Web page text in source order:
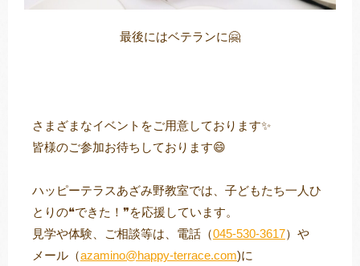
最後にはベテランに🤗
さまざまなイベントをご用意しております✨
皆様のご参加お待ちしております😄
ハッピーテラスあざみ野教室では、子どもたち一人ひ
とりの❝できた！❞を応援しています。
見学や体験、ご相談等は、電話（045-530-3617）や
メール（azamino@happy-terrace.com)に